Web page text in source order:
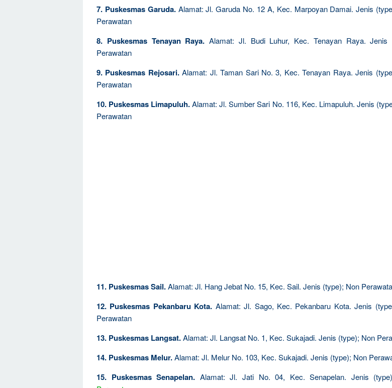
7. Puskesmas Garuda.Alamat: Jl. Garuda No. 12 A, Kec. Marpoyan Damai. Jenis
Perawatan
8. Puskesmas Tenayan Raya. Alamat: Jl. Budi Luhur, Kec. Tenayan Raya. Jenis
Perawatan
9. Puskesmas Rejosari.Alamat: Jl. Taman Sari No. 3, Kec. Tenayan Raya. Jenis
Perawatan
10. Puskesmas Limapuluh.Alamat: Jl. Sumber Sari No. 116, Kec. Limapuluh. Jenis
Perawatan
11. Puskesmas Sail.Alamat: Jl. Hang Jebat No. 15, Kec. Sail. Jenis (type); Non
12. Puskesmas Pekanbaru Kota. Alamat: Jl. Sago, Kec. Pekanbaru Kota. Jenis
Perawatan
13. Puskesmas Langsat.Alamat: Jl. Langsat No. 1, Kec. Sukajadi. Jenis (type); Non
14. Puskesmas Melur.Alamat: Jl. Melur No. 103, Kec. Sukajadi. Jenis (type); Non
15. Puskesmas Senapelan. Alamat: Jl. Jati No. 04, Kec. Senapelan. Jenis